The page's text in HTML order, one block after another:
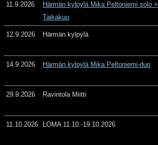
11.9.2026
Härmän kylpylä Mika Peltoniemi solo +
Taikakuu
12.9.2026 Härmän kylpylä
14.9.2026 Härmän kylpylä Mika Peltoniemi-duo
29.9.2026 Ravintola Miitti
11.10.2026 LOMA 11.10.-19.10.2026